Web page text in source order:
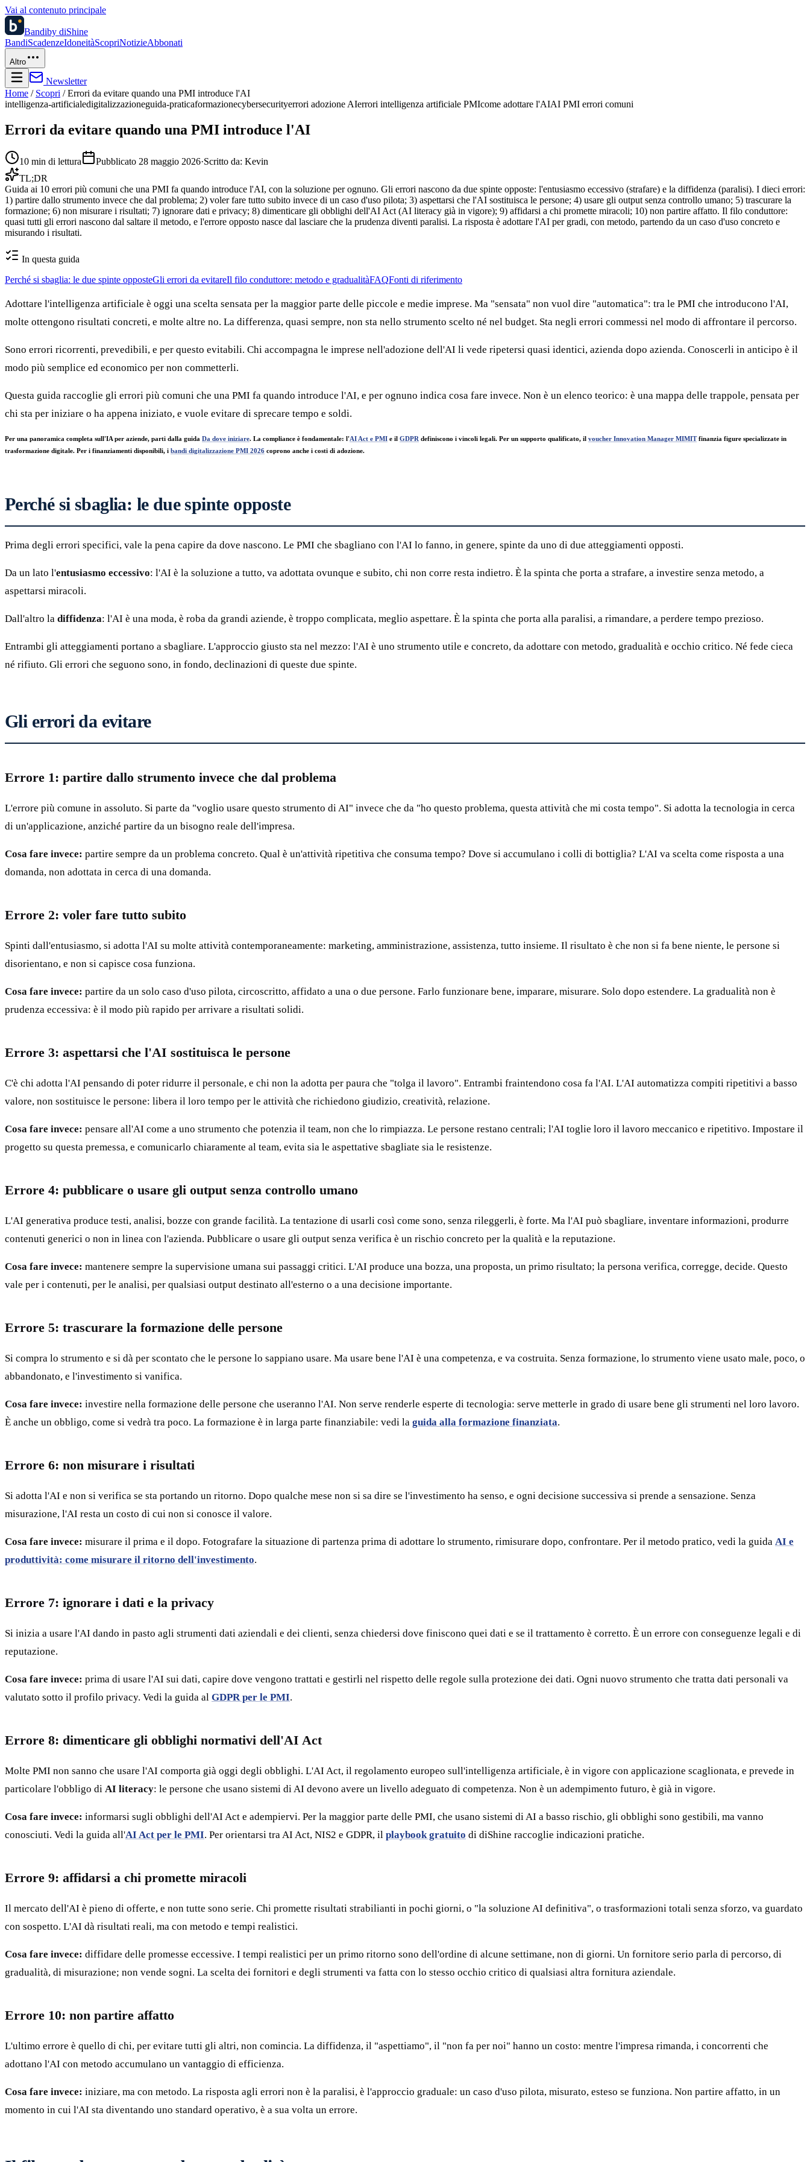
Vai al contenuto principale
Bandiby diShine
BandiScadenzeIdoneitàScopriNotizieAbbonati
Altro
Newsletter
Home / Scopri / Errori da evitare quando una PMI introduce l'AI
intelligenza-artificialedigitalizzazioneguida-praticaformazionecybersecurityerrori adozione AIerrori intelligenza artificiale PMIcome adottare l'AIAI PMI errori comuni
Errori da evitare quando una PMI introduce l'AI
10 min di lettura Pubblicato 28 maggio 2026·Scritto da: Kevin
TL;DR
Guida ai 10 errori più comuni che una PMI fa quando introduce l'AI, con la soluzione per ognuno. Gli errori nascono da due spinte opposte: l'entusiasmo eccessivo (strafare) e la diffidenza (paralisi). I dieci errori:
1) partire dallo strumento invece che dal problema; 2) voler fare tutto subito invece di un caso d'uso pilota; 3) aspettarsi che l'AI sostituisca le persone; 4) usare gli output senza controllo umano; 5) trascurare la
formazione; 6) non misurare i risultati; 7) ignorare dati e privacy; 8) dimenticare gli obblighi dell'AI Act (AI literacy già in vigore); 9) affidarsi a chi promette miracoli; 10) non partire affatto. Il filo conduttore:
quasi tutti gli errori nascono dal saltare il metodo, e l'errore opposto nasce dal lasciare che la prudenza diventi paralisi. La risposta è adottare l'AI per gradi, con metodo, partendo da un caso d'uso concreto e
misurando i risultati.
In questa guida
Perché si sbaglia: le due spinte opposteGli errori da evitareIl filo conduttore: metodo e gradualitàFAQFonti di riferimento
Adottare l'intelligenza artificiale è oggi una scelta sensata per la maggior parte delle piccole e medie imprese. Ma "sensata" non vuol dire "automatica": tra le PMI che introducono l'AI,
molte ottengono risultati concreti, e molte altre no. La differenza, quasi sempre, non sta nello strumento scelto né nel budget. Sta negli errori commessi nel modo di affrontare il percorso.
Sono errori ricorrenti, prevedibili, e per questo evitabili. Chi accompagna le imprese nell'adozione dell'AI li vede ripetersi quasi identici, azienda dopo azienda. Conoscerli in anticipo è il
modo più semplice ed economico per non commetterli.
Questa guida raccoglie gli errori più comuni che una PMI fa quando introduce l'AI, e per ognuno indica cosa fare invece. Non è un elenco teorico: è una mappa delle trappole, pensata per
chi sta per iniziare o ha appena iniziato, e vuole evitare di sprecare tempo e soldi.
Per una panoramica completa sull'IA per aziende, parti dalla guida Da dove iniziare. La compliance è fondamentale: l'AI Act e PMI e il GDPR definiscono i vincoli legali. Per un supporto qualificato, il voucher Innovation Manager MIMITfinanzia figure specializzate in
trasformazione digitale. Per i finanziamenti disponibili, i bandi digitalizzazione PMI 2026 coprono anche i costi di adozione.
Perché si sbaglia: le due spinte opposte
Prima degli errori specifici, vale la pena capire da dove nascono. Le PMI che sbagliano con l'AI lo fanno, in genere, spinte da uno di due atteggiamenti opposti.
Da un lato l'entusiasmo eccessivo: l'AI è la soluzione a tutto, va adottata ovunque e subito, chi non corre resta indietro. È la spinta che porta a strafare, a investire senza metodo, a
aspettarsi miracoli.
Dall'altro la diffidenza: l'AI è una moda, è roba da grandi aziende, è troppo complicata, meglio aspettare. È la spinta che porta alla paralisi, a rimandare, a perdere tempo prezioso.
Entrambi gli atteggiamenti portano a sbagliare. L'approccio giusto sta nel mezzo: l'AI è uno strumento utile e concreto, da adottare con metodo, gradualità e occhio critico. Né fede cieca
né rifiuto. Gli errori che seguono sono, in fondo, declinazioni di queste due spinte.
Gli errori da evitare
Errore 1: partire dallo strumento invece che dal problema
L'errore più comune in assoluto. Si parte da "voglio usare questo strumento di AI" invece che da "ho questo problema, questa attività che mi costa tempo". Si adotta la tecnologia in cerca
di un'applicazione, anziché partire da un bisogno reale dell'impresa.
Cosa fare invece: partire sempre da un problema concreto. Qual è un'attività ripetitiva che consuma tempo? Dove si accumulano i colli di bottiglia? L'AI va scelta come risposta a una
domanda, non adottata in cerca di una domanda.
Errore 2: voler fare tutto subito
Spinti dall'entusiasmo, si adotta l'AI su molte attività contemporaneamente: marketing, amministrazione, assistenza, tutto insieme. Il risultato è che non si fa bene niente, le persone si
disorientano, e non si capisce cosa funziona.
Cosa fare invece: partire da un solo caso d'uso pilota, circoscritto, affidato a una o due persone. Farlo funzionare bene, imparare, misurare. Solo dopo estendere. La gradualità non è
prudenza eccessiva: è il modo più rapido per arrivare a risultati solidi.
Errore 3: aspettarsi che l'AI sostituisca le persone
C'è chi adotta l'AI pensando di poter ridurre il personale, e chi non la adotta per paura che "tolga il lavoro". Entrambi fraintendono cosa fa l'AI. L'AI automatizza compiti ripetitivi a basso
valore, non sostituisce le persone: libera il loro tempo per le attività che richiedono giudizio, creatività, relazione.
Cosa fare invece: pensare all'AI come a uno strumento che potenzia il team, non che lo rimpiazza. Le persone restano centrali; l'AI toglie loro il lavoro meccanico e ripetitivo. Impostare il
progetto su questa premessa, e comunicarlo chiaramente al team, evita sia le aspettative sbagliate sia le resistenze.
Errore 4: pubblicare o usare gli output senza controllo umano
L'AI generativa produce testi, analisi, bozze con grande facilità. La tentazione di usarli così come sono, senza rileggerli, è forte. Ma l'AI può sbagliare, inventare informazioni, produrre
contenuti generici o non in linea con l'azienda. Pubblicare o usare gli output senza verifica è un rischio concreto per la qualità e la reputazione.
Cosa fare invece: mantenere sempre la supervisione umana sui passaggi critici. L'AI produce una bozza, una proposta, un primo risultato; la persona verifica, corregge, decide. Questo
vale per i contenuti, per le analisi, per qualsiasi output destinato all'esterno o a una decisione importante.
Errore 5: trascurare la formazione delle persone
Si compra lo strumento e si dà per scontato che le persone lo sappiano usare. Ma usare bene l'AI è una competenza, e va costruita. Senza formazione, lo strumento viene usato male, poco, o
abbandonato, e l'investimento si vanifica.
Cosa fare invece: investire nella formazione delle persone che useranno l'AI. Non serve renderle esperte di tecnologia: serve metterle in grado di usare bene gli strumenti nel loro lavoro.
È anche un obbligo, come si vedrà tra poco. La formazione è in larga parte finanziabile: vedi la guida alla formazione finanziata.
Errore 6: non misurare i risultati
Si adotta l'AI e non si verifica se sta portando un ritorno. Dopo qualche mese non si sa dire se l'investimento ha senso, e ogni decisione successiva si prende a sensazione. Senza
misurazione, l'AI resta un costo di cui non si conosce il valore.
Cosa fare invece: misurare il prima e il dopo. Fotografare la situazione di partenza prima di adottare lo strumento, rimisurare dopo, confrontare. Per il metodo pratico, vedi la guida AI e
produttività: come misurare il ritorno dell'investimento.
Errore 7: ignorare i dati e la privacy
Si inizia a usare l'AI dando in pasto agli strumenti dati aziendali e dei clienti, senza chiedersi dove finiscono quei dati e se il trattamento è corretto. È un errore con conseguenze legali e di
reputazione.
Cosa fare invece: prima di usare l'AI sui dati, capire dove vengono trattati e gestirli nel rispetto delle regole sulla protezione dei dati. Ogni nuovo strumento che tratta dati personali va
valutato sotto il profilo privacy. Vedi la guida al GDPR per le PMI.
Errore 8: dimenticare gli obblighi normativi dell'AI Act
Molte PMI non sanno che usare l'AI comporta già oggi degli obblighi. L'AI Act, il regolamento europeo sull'intelligenza artificiale, è in vigore con applicazione scaglionata, e prevede in
particolare l'obbligo di AI literacy: le persone che usano sistemi di AI devono avere un livello adeguato di competenza. Non è un adempimento futuro, è già in vigore.
Cosa fare invece: informarsi sugli obblighi dell'AI Act e adempiervi. Per la maggior parte delle PMI, che usano sistemi di AI a basso rischio, gli obblighi sono gestibili, ma vanno
conosciuti. Vedi la guida all'AI Act per le PMI. Per orientarsi tra AI Act, NIS2 e GDPR, il playbook gratuito di diShine raccoglie indicazioni pratiche.
Errore 9: affidarsi a chi promette miracoli
Il mercato dell'AI è pieno di offerte, e non tutte sono serie. Chi promette risultati strabilianti in pochi giorni, o "la soluzione AI definitiva", o trasformazioni totali senza sforzo, va guardato
con sospetto. L'AI dà risultati reali, ma con metodo e tempi realistici.
Cosa fare invece: diffidare delle promesse eccessive. I tempi realistici per un primo ritorno sono dell'ordine di alcune settimane, non di giorni. Un fornitore serio parla di percorso, di
gradualità, di misurazione; non vende sogni. La scelta dei fornitori e degli strumenti va fatta con lo stesso occhio critico di qualsiasi altra fornitura aziendale.
Errore 10: non partire affatto
L'ultimo errore è quello di chi, per evitare tutti gli altri, non comincia. La diffidenza, il "aspettiamo", il "non fa per noi" hanno un costo: mentre l'impresa rimanda, i concorrenti che
adottano l'AI con metodo accumulano un vantaggio di efficienza.
Cosa fare invece: iniziare, ma con metodo. La risposta agli errori non è la paralisi, è l'approccio graduale: un caso d'uso pilota, misurato, esteso se funziona. Non partire affatto, in un
momento in cui l'AI sta diventando uno standard operativo, è a sua volta un errore.